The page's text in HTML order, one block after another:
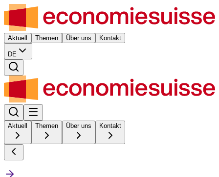
Aktuell Themen Über uns Kontakt
DE
Aktuell Themen Über uns Kontakt